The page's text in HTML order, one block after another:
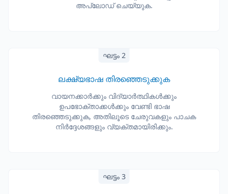
അപ്‌ലോഡ് ചെയ്യുക.
ഘട്ടം 2
ലക്ഷ്യഭാഷ തിരഞ്ഞെടുക്കുക
വായനക്കാർക്കും വിദ്യാർത്ഥികൾക്കും
ഉപഭോക്താക്കൾക്കും വേണ്ടി ഭാഷ
തിരഞ്ഞെടുക്കുക, അതിലൂടെ ചേരുവകളും പാചക
നിർദ്ദേശങ്ങളും വ്യക്തമായിരിക്കും.
ഘട്ടം 3